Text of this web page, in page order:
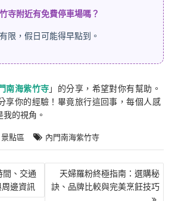
寺附近有免費停車場嗎？
限，假日可能得早點到。
南海紫竹寺」的分享，希望對你有幫助。
享你的經驗！畢竟旅行這回事，每個人感
的視角。
景點區 內門南海紫竹寺
間、交通
邊資訊
天婦羅粉終極指南：選購秘
訣、品牌比較與完美烹飪技巧